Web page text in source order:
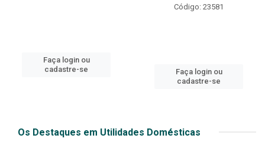
Faça login ou
cadastre-se
Código: 23581
Faça login ou
cadastre-se
Os Destaques em Utilidades Domésticas